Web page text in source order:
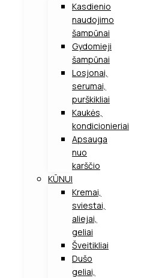
Kasdienio
naudojimo
šampūnai
Gydomieji
šampūnai
Losjonai,
serumai,
purškikliai
Kaukės,
kondicionieriai
Apsauga
nuo
karščio
KŪNUI
Kremai,
sviestai,
aliejai,
geliai
Šveitikliai
Dušo
geliai,